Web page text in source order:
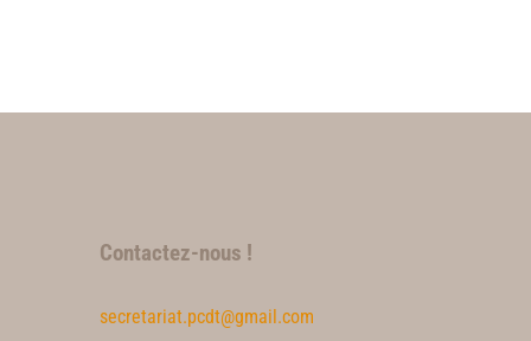
Contactez-nous !
secretariat.pcdt@gmail.com